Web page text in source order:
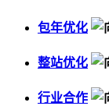
包年优化
整站优化
行业合作